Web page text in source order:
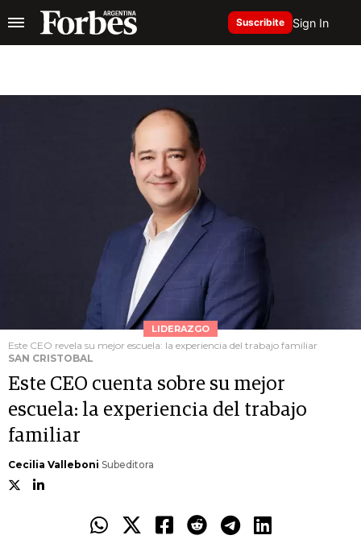
Suscribite Sign In
LIDERAZGO
Este CEO revela su mejor escuela: la experiencia del trabajo familiar
SAN CRISTOBAL
Este CEO cuenta sobre su mejor
escuela: la experiencia del trabajo
familiar
Cecilia Valleboni Subeditora